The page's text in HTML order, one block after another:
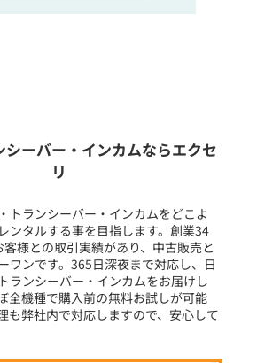
ード入力(製品名等)
条件をリセット
ーバー・インカムならエクセ
リ
トランシーバー・インカムをどこよ
ンタルする事を目指します。創業34
様との取引実績があり、中古販売と
ワンです。365日深夜まで対応し、日
ランシーバー・インカムをお届けし
全機種で購入前の無料お試しが可能
も弊社内で対応しますので、安心して